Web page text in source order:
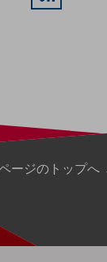
インで
ージのトップへ